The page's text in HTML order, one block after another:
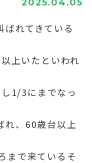
2025.04.05
れてきている
上いたといわれ
1/3にまでなっ
れ、60歳台以上
まで来ているそ